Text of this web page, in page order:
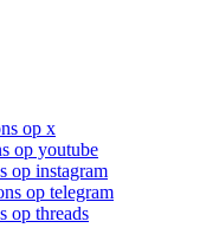
op x
op youtube
op instagram
op telegram
op threads